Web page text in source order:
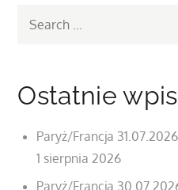
Ostatnie
Paryż/Francja
1 sierpnia 2026
Paryż/Francja